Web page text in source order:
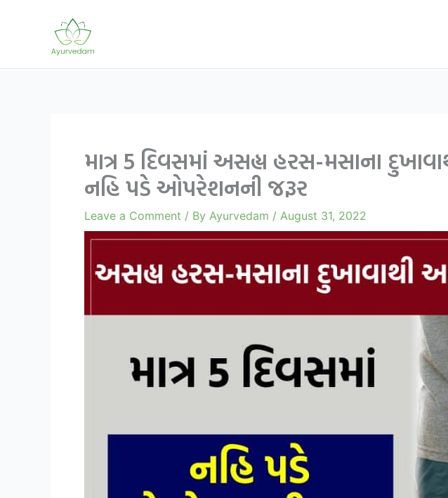
માત્ર 5 દિવસમાં અસહ્ય હરસ-મસાના
નહિ પડે ઓપરેશનની જરૂર
Leave a Comment / By Ayurvedam / August 31, 2022